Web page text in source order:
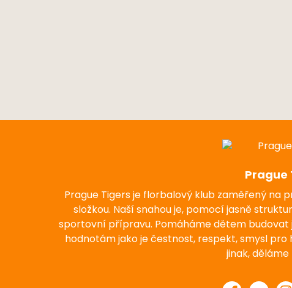
Prague
Prague Tigers je florbalový klub zaměřený na
složkou. Naší snahou je, pomocí jasně
sportovní přípravu. Pomáháme dětem
hodnotám jako je čestnost, respekt, smysl
jinak,